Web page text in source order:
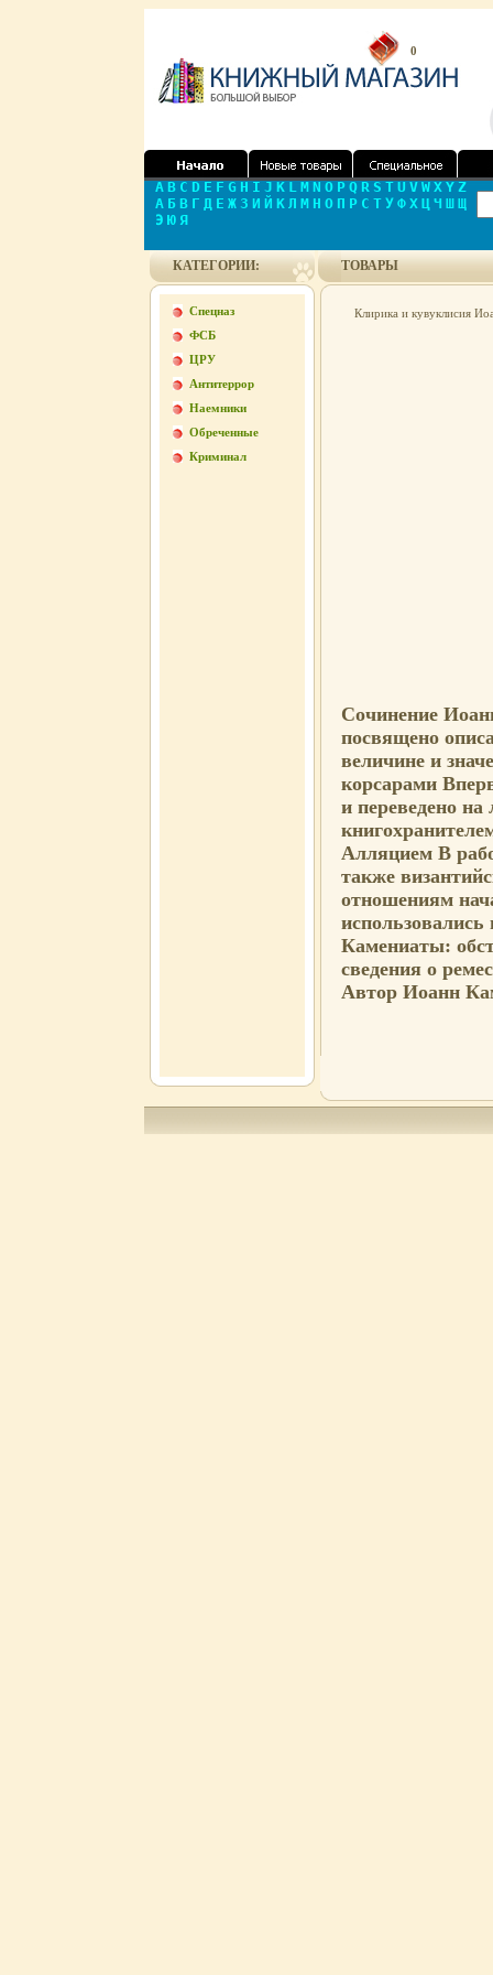
0
A B C D E F G H I J K L M N O P Q R S T U V W X Y Z
А Б В Г Д Е Ж З И Й К Л М Н О П Р С Т У Ф Х Ц Ч Ш Щ
Э Ю Я
КАТЕГОРИИ:
Спецназ
ФСБ
ЦРУ
Антитеррор
Наемники
Обреченные
Криминал
ТОВАРЫ
Клирика и кувуклисия
Сочинение
посвящено
величине и
корсарами
и переведено
Алляцием В
также
отношениям
Камениаты:
сведения о
Автор Иоанн